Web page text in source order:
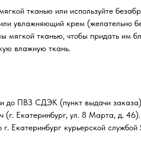
тканью или используйте
увлажняющий крем (желательно
мягкой тканью, чтобы придать им
влажную ткань.
до ПВЗ СДЭК (пункт выдачи
(г. Екатеринбург, ул. 8 Марта, д. 46).
Екатеринбург курьерской службой